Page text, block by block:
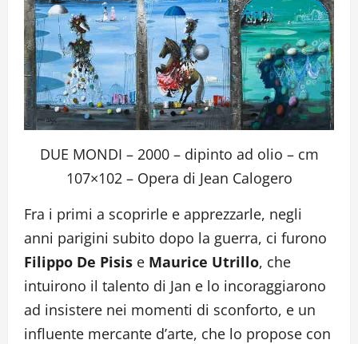
DUE MONDI – 2000 – dipinto ad olio – cm
107×102 – Opera di Jean Calogero
Fra i primi a scoprirle e apprezzarle, negli
anni parigini subito dopo la guerra, ci furono
Filippo De Pisis e Maurice Utrillo, che
intuirono il talento di Jan e lo incoraggiarono
ad insistere nei momenti di sconforto, e un
influente mercante d’arte, che lo propose con